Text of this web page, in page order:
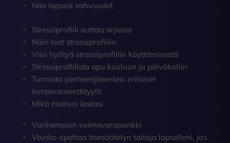
Näe lapsesi vahvuudet
Stressiprofiili auttaa arjessa
Näin teet stressiprofiilin
Viisi hyötyä stressiprofiilin käyttämisestä
Stressiprofiilista apu kouluun ja päiväkotiin
Tunnista perheenjäsentesi erilaiset
temperamenttityylit
Mikä motivoi lastasi
Vanhempien voimavarapankki
Voinko opettaa itsesäätelyn taitoja lapselleni, jos